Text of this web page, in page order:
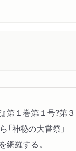
第１巻第１号?第３
「神秘の大嘗祭」
網羅する。